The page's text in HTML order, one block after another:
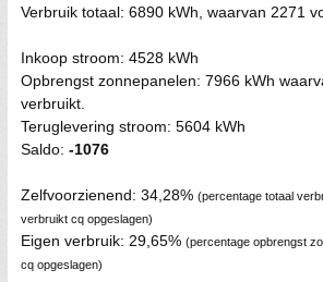
Verbruik totaal: 6890 kWh, waarvan 2271
Inkoop stroom: 4528 kWh
Opbrengst zonnepanelen: 7966 kWh
verbruikt.
Teruglevering stroom: 5604 kWh
Saldo: -1076
Zelfvoorzienend: 34,28% (percentage totaal
verbruikt cq opgeslagen)
Eigen verbruik: 29,65% (percentage opbrengst
cq opgeslagen)